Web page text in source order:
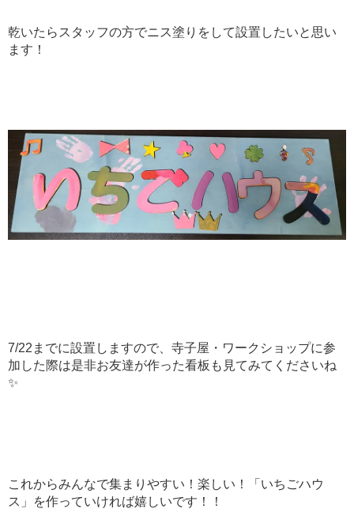
乾いたらスタッフの方でニス塗りをして設置したいと思い
ます！
7/22までに設置しますので、寺子屋・ワークショップに参
加した際は是非お友達が作った看板も見てみてくださいね
✨
これからみんなで集まりやすい！楽しい！「いちごハウ
ス」を作っていければ嬉しいです！！